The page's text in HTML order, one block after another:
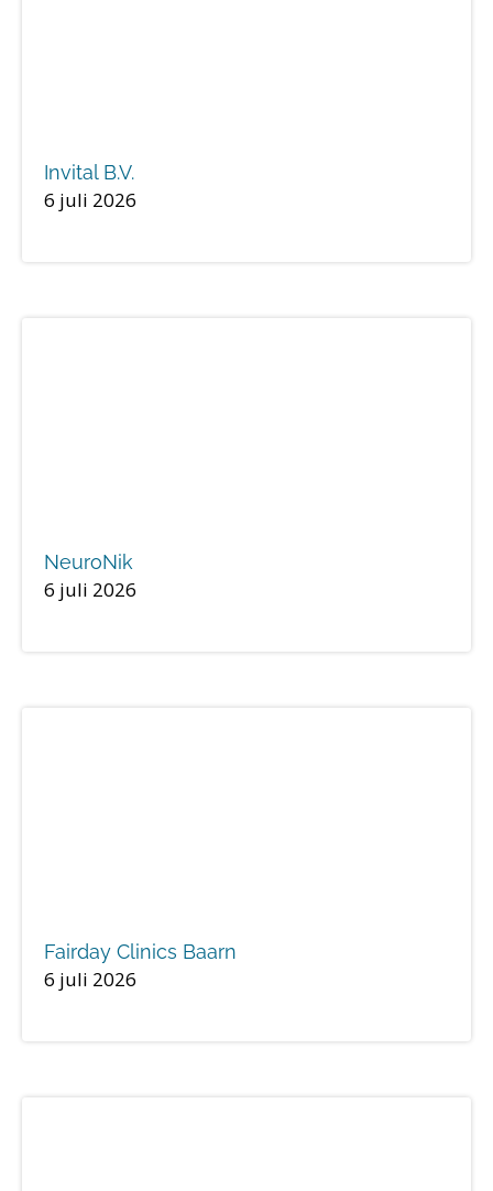
Invital B.V.
6 juli 2026
NeuroNik
6 juli 2026
Fairday Clinics Baarn
6 juli 2026